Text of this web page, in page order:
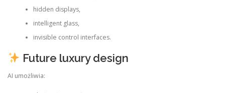
hidden displays,
intelligent glass,
invisible control interfaces.
Future luxury design
AI umożliwia: